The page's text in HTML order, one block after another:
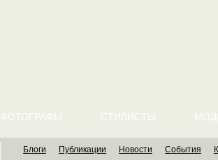
ФОТОГРАФЫ СТИЛИСТЫ
Блоги Публикации Новости События